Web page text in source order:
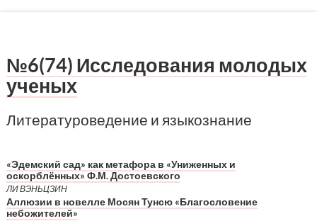
№6(74) Исследования молодых
ученых
Литературоведение и языкознание
«Эдемский сад» как метафора в «Униженных и
оскорблённых» Ф.М. Достоевского
ЛИ ВЭНЬЦЗИН
Аллюзии в новелле Мосян Тунсю «Благословение
небожителей»